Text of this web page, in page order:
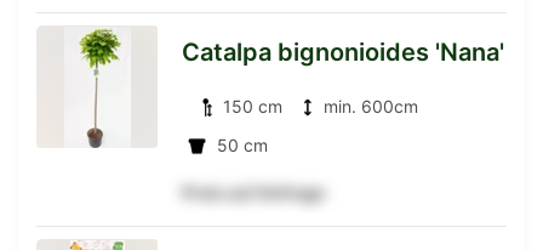
Detailseite
Catalpa bignonioides 'Nana'
150 cm
min. 600cm
50 cm
Preis auf Anfrage